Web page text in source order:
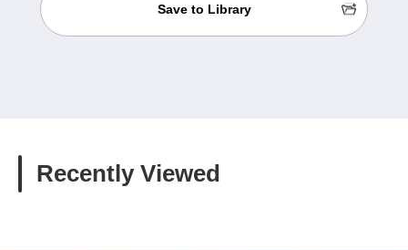
Save to Library
Recently Viewed